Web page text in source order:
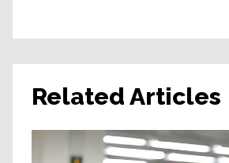
Related Articles